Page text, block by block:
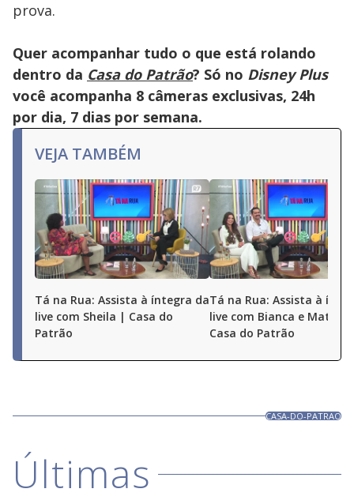
prova.
Quer acompanhar tudo o que está rolando
dentro da Casa do Patrão? Só no Disney Plus
você acompanha 8 câmeras exclusivas, 24h
por dia, 7 dias por semana.
VEJA TAMBÉM
Tá na Rua: Assista à íntegra da
live com Sheila | Casa do
Patrão
Tá na Rua: Assista à
live com Bianca e
Casa do Patrão
CASA-DO-PATRAO
Últimas